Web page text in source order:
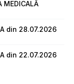
MEDICALĂ
din 28.07.2026
din 22.07.2026